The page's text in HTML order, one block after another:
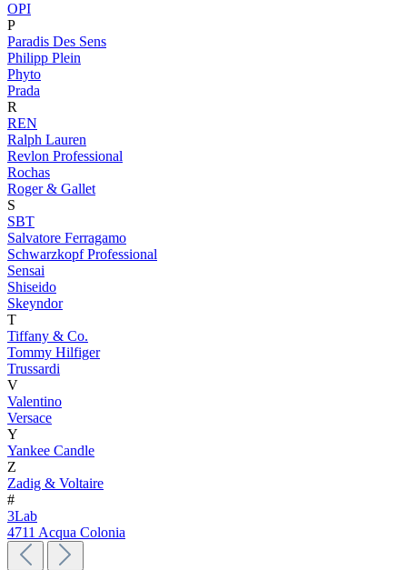
OPI
P
Paradis Des Sens
Philipp Plein
Phyto
Prada
R
REN
Ralph Lauren
Revlon Professional
Rochas
Roger & Gallet
S
SBT
Salvatore Ferragamo
Schwarzkopf Professional
Sensai
Shiseido
Skeyndor
T
Tiffany & Co.
Tommy Hilfiger
Trussardi
V
Valentino
Versace
Y
Yankee Candle
Z
Zadig & Voltaire
#
3Lab
4711 Acqua Colonia